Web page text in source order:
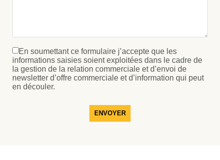
En soumettant ce formulaire j’accepte que les
informations saisies soient exploitées dans le cadre de
la gestion de la relation commerciale et d’envoi de
newsletter d’offre commerciale et d’information qui peut
en découler.
ENVOYER